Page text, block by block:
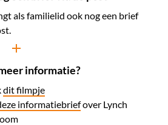
als familielid ook nog een brief
informatie?
dit filmpje
informatiebriefover Lynch